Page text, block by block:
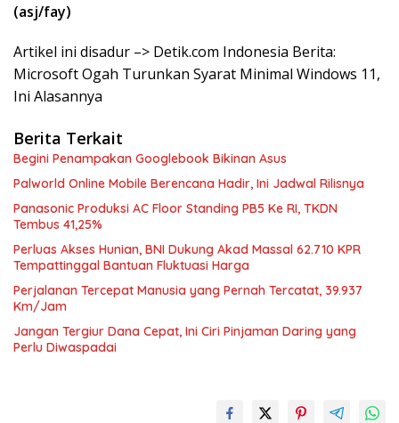
(asj/fay)
Artikel ini disadur –> Detik.com Indonesia Berita:
Microsoft Ogah Turunkan Syarat Minimal Windows 11,
Ini Alasannya
Berita Terkait
Begini Penampakan Googlebook Bikinan Asus
Palworld Online Mobile Berencana Hadir, Ini Jadwal Rilisnya
Panasonic Produksi AC Floor Standing PB5 Ke RI, TKDN
Tembus 41,25%
Perluas Akses Hunian, BNI Dukung Akad Massal 62.710 KPR
Tempattinggal Bantuan Fluktuasi Harga
Perjalanan Tercepat Manusia yang Pernah Tercatat, 39.937
Km/Jam
Jangan Tergiur Dana Cepat, Ini Ciri Pinjaman Daring yang
Perlu Diwaspadai